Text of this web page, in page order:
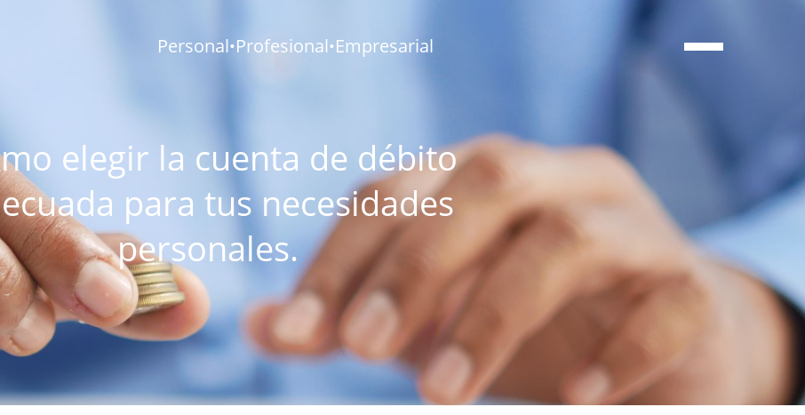
Personal•Profesional•Empresarial
elegir la cuenta de débito
para tus necesidades
personales.